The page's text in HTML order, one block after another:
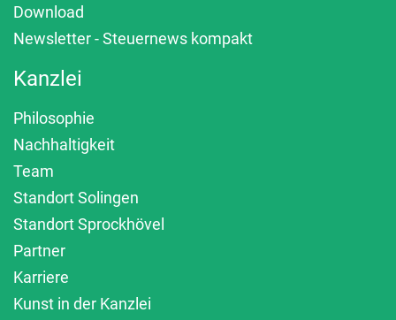
Download
Newsletter - Steuernews kompakt
Kanzlei
Philosophie
Nachhaltigkeit
Team
Standort Solingen
Standort Sprockhövel
Partner
Karriere
Kunst in der Kanzlei